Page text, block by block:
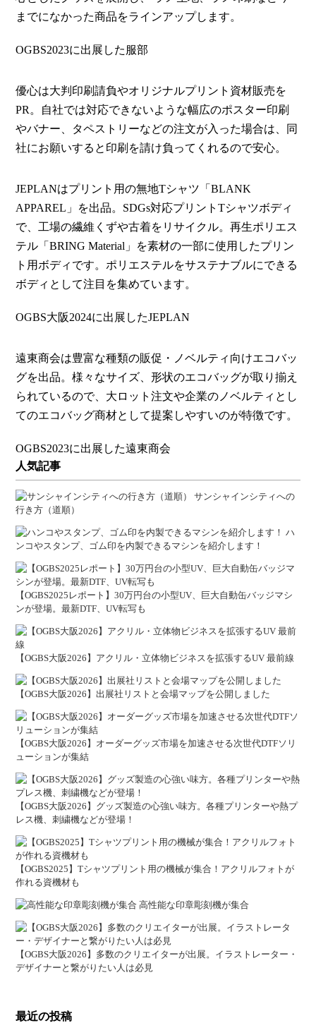
までになかった商品をラインアップします。
OGBS2023に出展した服部
優心は大判印刷請負やオリジナルプリント資材販売を
PR。自社では対応できないような幅広のポスター印刷
やバナー、タペストリーなどの注文が入った場合は、同
社にお願いすると印刷を請け負ってくれるので安心。
JEPLANはプリント用の無地Tシャツ「BLANK
APPAREL」を出品。SDGs対応プリントTシャツボディ
で、工場の繊維くずや古着をリサイクル。再生ポリエス
テル「BRING Material」を素材の一部に使用したプリン
ト用ボディです。ポリエステルをサステナブルにできる
ボディとして注目を集めています。
OGBS大阪2024に出展したJEPLAN
遠東商会は豊富な種類の販促・ノベルティ向けエコバッ
グを出品。様々なサイズ、形状のエコバッグが取り揃え
られているので、大ロット注文や企業のノベルティとし
てのエコバッグ商材として提案しやすいのが特徴です。
OGBS2023に出展した遠東商会
人気記事
サンシャインシティへの
行き方（道順）
ハ
ンコやスタンプ、ゴム印を内製できるマシンを紹介します！
【OGBS2025レポート】30万円台の小型UV、巨大自動缶バッジマシ
ンが登場。最新DTF、UV転写も
【OGBS大阪2026】アクリル・立体物ビジネスを拡張するUV 最前線
【OGBS大阪2026】出展社リストと会場マップを公開しました
【OGBS大阪2026】オーダーグッズ市場を加速させる次世代DTFソリ
ューションが集結
【OGBS大阪2026】グッズ製造の心強い味方。各種プリンターや熱プ
レス機、刺繍機などが登場！
【OGBS2025】Tシャツプリント用の機械が集合！アクリルフォトが
作れる資機材も
高性能な印章彫刻機が集合
【OGBS大阪2026】多数のクリエイターが出展。イラストレーター・
デザイナーと繋がりたい人は必見
最近の投稿